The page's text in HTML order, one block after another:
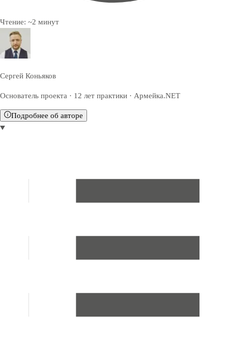
Чтение: ~2 минут
Сергей Коньяков
Основатель проекта · 12 лет практики · Армейка.NET
Подробнее об авторе